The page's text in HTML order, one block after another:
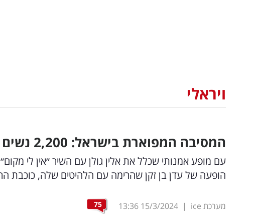
ויראלי
המסיבה המפוארת בישראל: 2,200 נשים הגיעו להרים לדניאל גרינברג
עם מופע אמנותי שכלל את אלין גולן עם השיר ״אין לי
הופעה של עדן בן זקן שהרימה עם הלהיטים שלה, כוכבת הרשת חגגה יום
מערכת ice |
15/3/2024
13:36
75